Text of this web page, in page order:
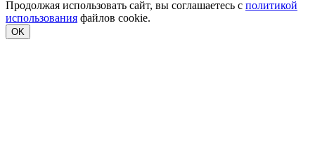
Продолжая использовать сайт, вы соглашаетесь с политикой
использования файлов cookie.
OK